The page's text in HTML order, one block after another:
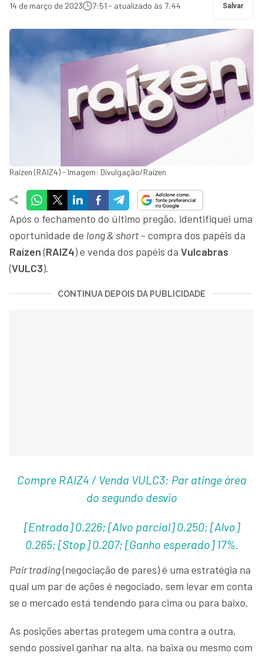
14 de março de 2023 7:51 - atualizado às 7:44 Salvar
Raízen (RAIZ4) - Imagem: Divulgação/Raízen
Após o fechamento do último pregão, identifiquei uma
oportunidade de long & short - compra dos papéis da
Raízen(RAIZ4) e venda dos papéis da Vulcabras
(VULC3).
CONTINUA DEPOIS DA PUBLICIDADE
Compre RAIZ4 / Venda VULC3: Par atinge área
do segundo desvio
[Entrada] 0.226; [Alvo parcial] 0.250; [Alvo]
0.265; [Stop] 0.207; [Ganho esperado] 17%.
Pair trading(negociação de pares) é uma estratégia na
qual um par de ações é negociado, sem levar em conta
se o mercado está tendendo para cima ou para baixo.
As posições abertas protegem uma contra a outra,
sendo possível ganhar na alta, na baixa ou mesmo com